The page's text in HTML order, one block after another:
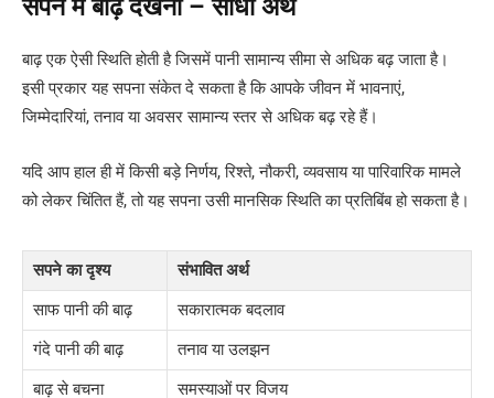
सपने में बाढ़ देखना – सीधा अर्थ
बाढ़ एक ऐसी स्थिति होती है जिसमें पानी सामान्य सीमा से अधिक बढ़ जाता है।
इसी प्रकार यह सपना संकेत दे सकता है कि आपके जीवन में भावनाएं,
जिम्मेदारियां, तनाव या अवसर सामान्य स्तर से अधिक बढ़ रहे हैं।
यदि आप हाल ही में किसी बड़े निर्णय, रिश्ते, नौकरी, व्यवसाय या पारिवारिक मामले
को लेकर चिंतित हैं, तो यह सपना उसी मानसिक स्थिति का प्रतिबिंब हो सकता है।
सपने का दृश्य
संभावित अर्थ
साफ पानी की बाढ़
सकारात्मक बदलाव
गंदे पानी की बाढ़
तनाव या उलझन
बाढ़ से बचना
समस्याओं पर विजय